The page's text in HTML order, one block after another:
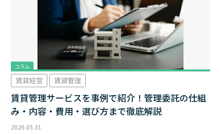
コラム
賃貸経営 賃貸管理
賃貸管理サービスを事例で紹介！管理委託の仕組
み・内容・費用・選び方まで徹底解説
2026.05.31